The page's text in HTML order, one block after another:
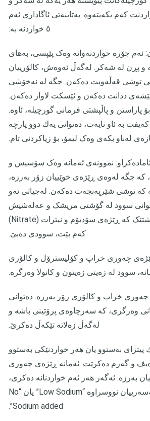
کەم بکەیتەوە. بەتایبەتی ئاگاداری ئەم
٥ خواردنە بە:
ئەم جۆرە خواردنەوانە وەک پێپسی، بەهای
و پڕن لە شەکر. لەگەڵ ئەوەش، کالۆرییان
توشی قەڵەویت دەکەن. جگە لە نەخۆشی
ددانت دەکەن و ئێسکت لاواز دەکەن.
پاراستن و پاڵپشتی فرمانی گورچیلە، ئاوە.
بە ئاو نایەت، دەتوانی یەك دوو پارچە
لەناو بکەی وەک لیمۆ، بۆ زیاکردنی تام.
نموونەی ئەمانە وەک سۆسیس و
کە جگە لەوەی ڕێژەی خوێییان زۆر بەرزە،
کە توشی شێرپەنجەت دەکەن. لەجیاتی ئەو
سوود لە گۆشتی مریشک و عەلەشیش
وەرگری. هەر گۆشتێک کە ڕێژەی سۆدیۆم و نیترات (Nitrate)
کەم بێت، سوودی دەبێ.
چەوری خراپ و کۆلیسترۆل و کالۆری
سوود لە زەیتی زەیتون و کانولا وەرگرە.
چەوری خراپ و کالۆری زۆر بەرزە. دەتوانی
وەرگری، کە سەرچاوەی پرۆتینی باشە و
لەگەڵ زەلاتە تێکەڵ دەکرێ.
پیتزای بەستوو یان هەر خواردنێکی بەستوو
و گەرم دەکرێت. ئەمانە ڕێژەی چەوری
بەرزە. ئەگەر هەر ئەم خواردنانە دەکری،
لەوانە بگەڕێ کە لەسەرییان نووسراوە “Low Sodium” یان “No
Sodium added”.